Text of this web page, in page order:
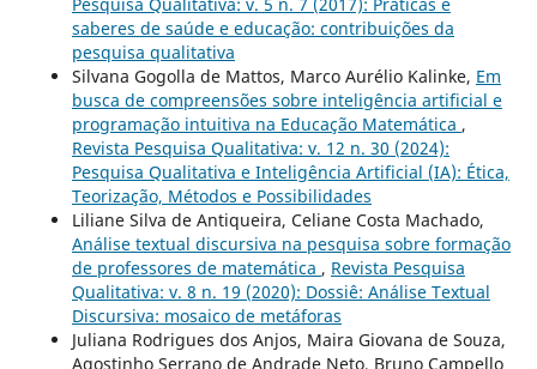
saberes de saúde e educação: contribuições da
pesquisa qualitativa
Silvana Gogolla de Mattos, Marco Aurélio Kalinke, Em
busca de compreensões sobre inteligência artificial e
programação intuitiva na Educação Matemática ,
Revista Pesquisa Qualitativa: v. 12 n. 30 (2024):
Pesquisa Qualitativa e Inteligência Artificial (IA): Ética,
Teorização, Métodos e Possibilidades
Liliane Silva de Antiqueira, Celiane Costa Machado,
Análise textual discursiva na pesquisa sobre formação
de professores de matemática , Revista Pesquisa
Qualitativa: v. 8 n. 19 (2020): Dossiê: Análise Textual
Discursiva: mosaico de metáforas
Juliana Rodrigues dos Anjos, Maira Giovana de Souza,
Agostinho Serrano de Andrade Neto, Bruno Campello